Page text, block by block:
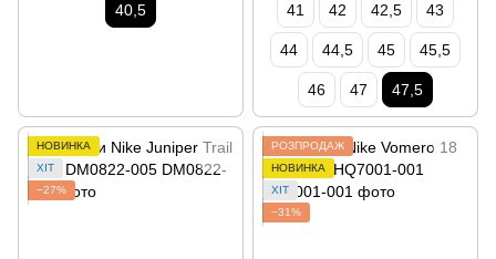
40,5 41 42 42,5 43
44 44,5 45 45,5
46 47 47,5
НОВИНКА
ХІТ
−27%
РОЗПРОДАЖ
НОВИНКА
ХІТ
−31%